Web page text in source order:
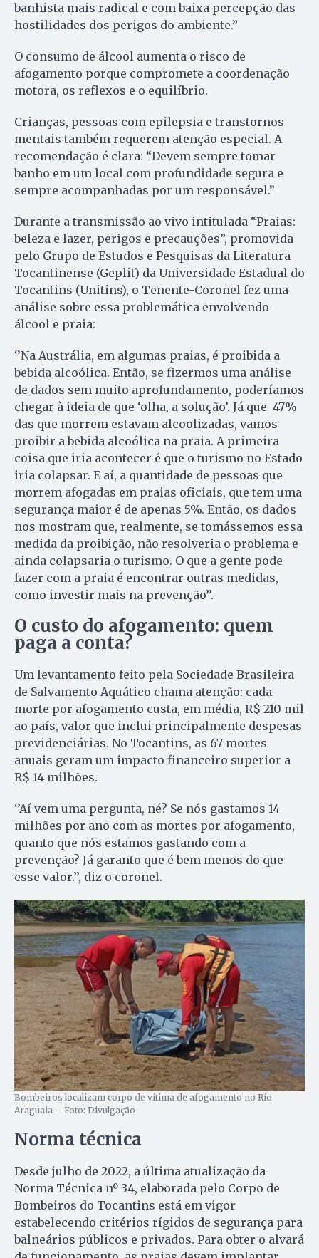
banhista mais radical e com baixa percepção das
hostilidades dos perigos do ambiente.”
O consumo de álcool aumenta o risco de
afogamento porque compromete a coordenação
motora, os reflexos e o equilíbrio.
Crianças, pessoas com epilepsia e transtornos
mentais também requerem atenção especial. A
recomendação é clara: “Devem sempre tomar
banho em um local com profundidade segura e
sempre acompanhadas por um responsável.”
Durante a transmissão ao vivo intitulada “Praias:
beleza e lazer, perigos e precauções”, promovida
pelo Grupo de Estudos e Pesquisas da Literatura
Tocantinense (Geplit) da Universidade Estadual do
Tocantins (Unitins), o Tenente-Coronel fez uma
análise sobre essa problemática envolvendo
álcool e praia:
‘’Na Austrália, em algumas praias, é proibida a
bebida alcoólica. Então, se fizermos uma análise
de dados sem muito aprofundamento, poderíamos
chegar à ideia de que ‘olha, a solução’. Já que 47%
das que morrem estavam alcoolizadas, vamos
proibir a bebida alcoólica na praia. A primeira
coisa que iria acontecer é que o turismo no Estado
iria colapsar. E aí, a quantidade de pessoas que
morrem afogadas em praias oficiais, que tem uma
segurança maior é de apenas 5%. Então, os dados
nos mostram que, realmente, se tomássemos essa
medida da proibição, não resolveria o problema e
ainda colapsaria o turismo. O que a gente pode
fazer com a praia é encontrar outras medidas,
como investir mais na prevenção’’.
O custo do afogamento: quem
paga a conta?
Um levantamento feito pela Sociedade Brasileira
de Salvamento Aquático chama atenção: cada
morte por afogamento custa, em média, R$ 210 mil
ao país, valor que inclui principalmente despesas
previdenciárias. No Tocantins, as 67 mortes
anuais geram um impacto financeiro superior a
R$ 14 milhões.
‘’Aí vem uma pergunta, né? Se nós gastamos 14
milhões por ano com as mortes por afogamento,
quanto que nós estamos gastando com a
prevenção? Já garanto que é bem menos do que
esse valor.’’, diz o coronel.
Bombeiros localizam corpo de vítima de afogamento no Rio
Araguaia – Foto: Divulgação
Norma técnica
Desde julho de 2022, a última atualização da
Norma Técnica nº 34, elaborada pelo Corpo de
Bombeiros do Tocantins está em vigor
estabelecendo critérios rígidos de segurança para
balneários públicos e privados. Para obter o alvará